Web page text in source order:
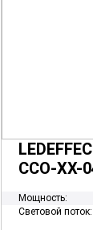
ССО-ХХ-
Мощность:
Световой поток: